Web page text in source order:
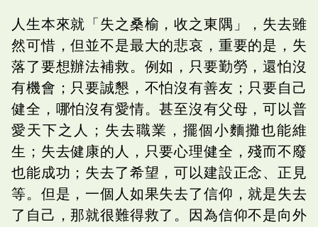
人生本來就「失之桑榆，收之東隅」，失去雖
然可惜，但並不是最大的悲哀，重要的是，失
落了要想辦法補救。例如，只要勤勞，還怕沒
有機會；只要誠懇，不怕沒有善友；只要自己
健全，哪怕沒有愛情。甚至沒有父母，可以普
愛天下之人；失去職業，擺個小麵攤也能維
生；失去健康的人，只要心理健全，殘而不廢
也能成功；失去了希望，可以建設正念、正見
等。但是，一個人如果失去了信仰，就是失去
了自己，那就很難得救了。因為信仰不是向外